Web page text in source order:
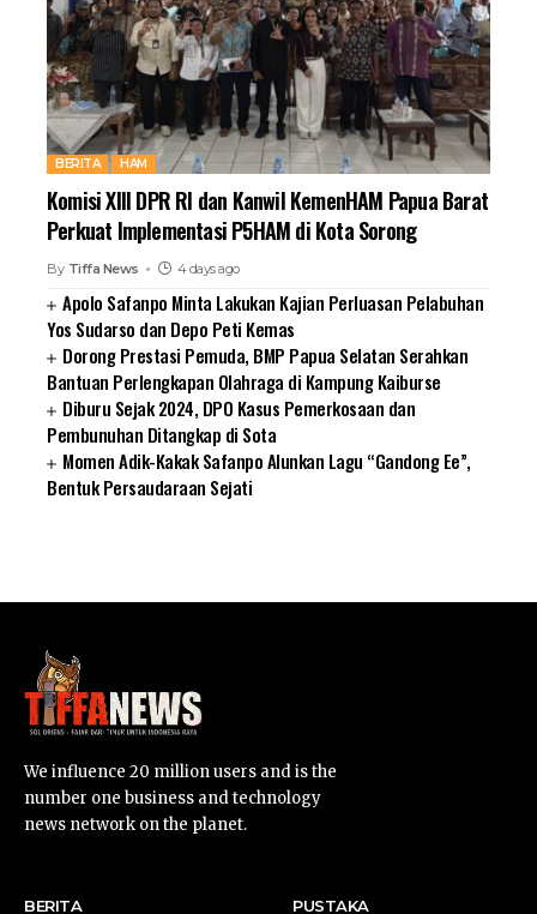
BERITA HAM
Komisi XIII DPR RI dan Kanwil KemenHAM Papua Barat
Perkuat Implementasi P5HAM di Kota Sorong
By Tiffa News 4 days ago
Apolo Safanpo Minta Lakukan Kajian Perluasan Pelabuhan
Yos Sudarso dan Depo Peti Kemas
Dorong Prestasi Pemuda, BMP Papua Selatan Serahkan
Bantuan Perlengkapan Olahraga di Kampung Kaiburse
Diburu Sejak 2024, DPO Kasus Pemerkosaan dan
Pembunuhan Ditangkap di Sota
Momen Adik-Kakak Safanpo Alunkan Lagu “Gandong Ee”,
Bentuk Persaudaraan Sejati
We influence 20 million users and is the
number one business and technology
news network on the planet.
BERITA PUSTAKA